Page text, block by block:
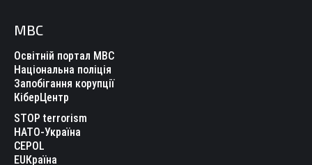
МВС
Освітній портал МВС
Національна поліція
Запобігання корупції
КіберЦентр
STOP terrorism
НАТО-Україна
CEPOL
EUКраїна